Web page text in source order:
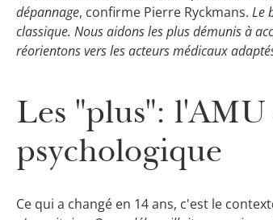
dépannage, confirme Pierre Ryckmans. Le
classique. Nous aidons les plus démunis à
réorientons vers les acteurs médicaux
Les "plus":
psychologique
Ce qui a changé en 14 ans, c'est le